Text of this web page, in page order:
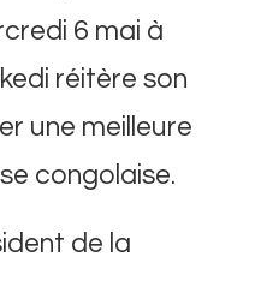
6 mai à
réitère son
une meilleure
congolaise.
de la